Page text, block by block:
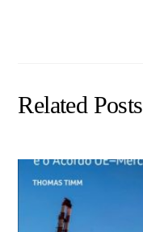
Related Posts